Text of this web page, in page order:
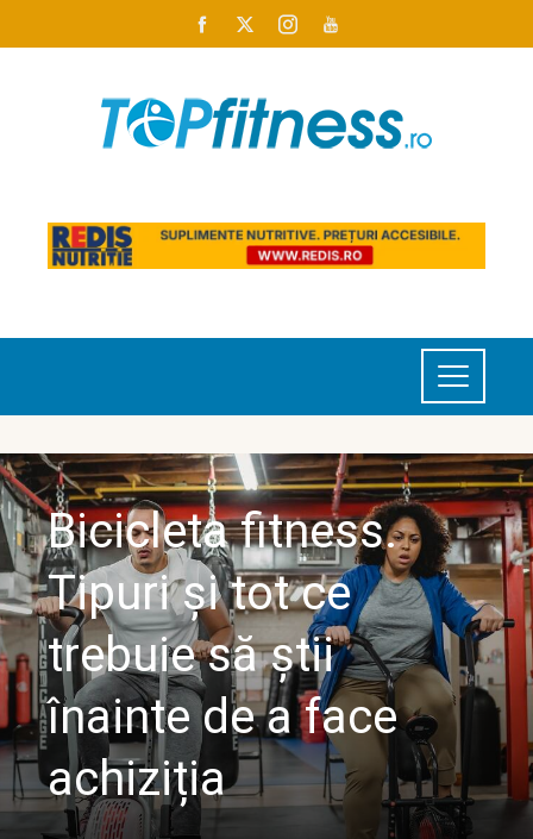
Bicicleta fitness.
Tipuri și tot ce
trebuie să știi
înainte de a face
achiziția